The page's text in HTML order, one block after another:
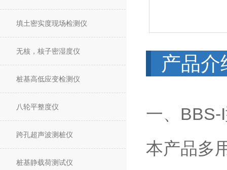
填土密实度现场检测仪
无核，核子密湿度仪
桩基高低应变检测仪
八轮平整度仪
跨孔超声波测桩仪
桩基静载荷测试仪
产品介
一、BBS-
本产品多